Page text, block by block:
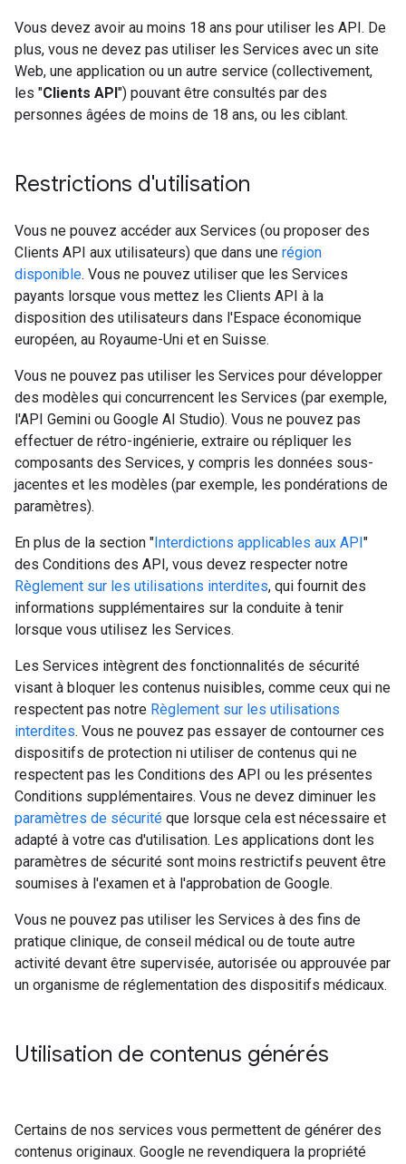
Vous devez avoir au moins 18 ans pour utiliser les API. De
plus, vous ne devez pas utiliser les Services avec un site
Web, une application ou un autre service (collectivement,
les "Clients API") pouvant être consultés par des
personnes âgées de moins de 18 ans, ou les ciblant.
Restrictions d'utilisation
Vous ne pouvez accéder aux Services (ou proposer des
Clients API aux utilisateurs) que dans une région
disponible. Vous ne pouvez utiliser que les Services
payants lorsque vous mettez les Clients API à la
disposition des utilisateurs dans l'Espace économique
européen, au Royaume-Uni et en Suisse.
Vous ne pouvez pas utiliser les Services pour développer
des modèles qui concurrencent les Services (par exemple,
l'API Gemini ou Google AI Studio). Vous ne pouvez pas
effectuer de rétro-ingénierie, extraire ou répliquer les
composants des Services, y compris les données sous-
jacentes et les modèles (par exemple, les pondérations de
paramètres).
En plus de la section "Interdictions applicables aux API"
des Conditions des API, vous devez respecter notre
Règlement sur les utilisations interdites, qui fournit des
informations supplémentaires sur la conduite à tenir
lorsque vous utilisez les Services.
Les Services intègrent des fonctionnalités de sécurité
visant à bloquer les contenus nuisibles, comme ceux qui ne
respectent pas notre Règlement sur les utilisations
interdites. Vous ne pouvez pas essayer de contourner ces
dispositifs de protection ni utiliser de contenus qui ne
respectent pas les Conditions des API ou les présentes
Conditions supplémentaires. Vous ne devez diminuer les
paramètres de sécurité que lorsque cela est nécessaire et
adapté à votre cas d'utilisation. Les applications dont les
paramètres de sécurité sont moins restrictifs peuvent être
soumises à l'examen et à l'approbation de Google.
Vous ne pouvez pas utiliser les Services à des fins de
pratique clinique, de conseil médical ou de toute autre
activité devant être supervisée, autorisée ou approuvée par
un organisme de réglementation des dispositifs médicaux.
Utilisation de contenus générés
Certains de nos services vous permettent de générer des
contenus originaux. Google ne revendiquera la propriété